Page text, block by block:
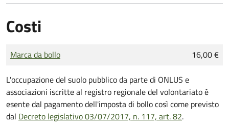
Costi
Tipo di pagamento
Importo
Marca da bollo 16,00 €
L'occupazione del suolo pubblico da parte di ONLUS e
associazioni iscritte al registro regionale del volontariato è
esente dal pagamento dell'imposta di bollo così come previsto
dal Decreto legislativo 03/07/2017, n. 117, art. 82.